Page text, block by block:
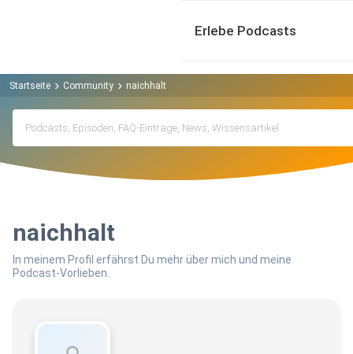
Erlebe Podcasts
Startseite Community naichhalt
naichhalt
In meinem Profil erfährst Du mehr über mich und meine
Podcast-Vorlieben.